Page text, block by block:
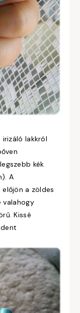
irizáló lakkról
kék
A
a zöldes
valahogy
Kissé